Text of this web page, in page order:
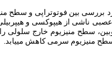
بررسی بین فوتوتراپی و سطح
ناشی از هیپوکسی و هیپربیلی
سطح منیزیوم خارج سلولی را
منیزیوم سرمی کاهش می­یابد.